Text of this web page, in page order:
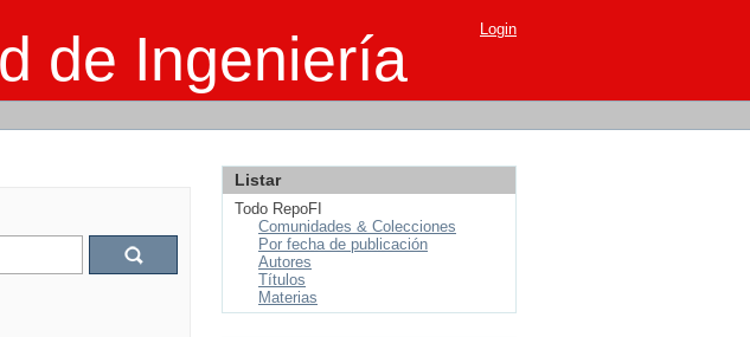
de Ingeniería Login
Listar
Todo RepoFI
Comunidades & Colecciones
Por fecha de publicación
Autores
Títulos
Materias